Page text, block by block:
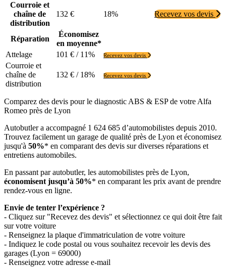
Courroie et
chaîne de
distribution
132 € 18% Recevez vos devis
Réparation
Économisez
en moyenne*
Attelage
101 € / 11% Recevez vos devis
Courroie et
chaîne de
distribution
132 € / 18% Recevez vos devis
Comparez des devis pour le diagnostic ABS & ESP de votre Alfa
Romeo près de Lyon
Autobutler a accompagné 1 624 685 d’automobilistes depuis 2010.
Trouvez facilement un garage de qualité près de Lyon et économisez
jusqu'à 50%* en comparant des devis sur diverses réparations et
entretiens automobiles.
En passant par autobutler, les automobilistes près de Lyon,
économisent jusqu’à 50%* en comparant les prix avant de prendre
rendez-vous en ligne.
Envie de tenter l’expérience ?
- Cliquez sur "Recevez des devis" et sélectionnez ce qui doit être fait
sur votre voiture
- Renseignez la plaque d'immatriculation de votre voiture
- Indiquez le code postal ou vous souhaitez recevoir les devis des
garages (Lyon = 69000)
- Renseignez votre adresse e-mail